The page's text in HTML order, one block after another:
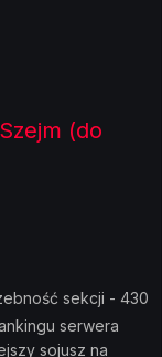
(do
sekcji - 430
serwera
sojusz na